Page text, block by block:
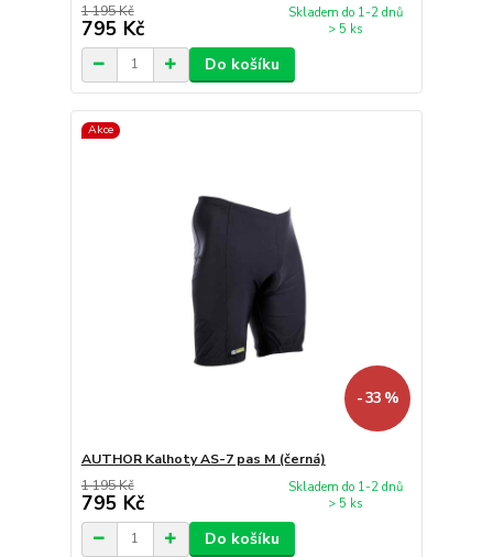
1 195 Kč
795 Kč
Skladem do 1-2 dnů
> 5 ks
Do košíku
Akce
- 33 %
AUTHOR Kalhoty AS-7 pas M (černá)
1 195 Kč
795 Kč
Skladem do 1-2 dnů
> 5 ks
Do košíku